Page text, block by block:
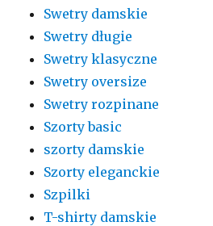
Swetry damskie
Swetry długie
Swetry klasyczne
Swetry oversize
Swetry rozpinane
Szorty basic
szorty damskie
Szorty eleganckie
Szpilki
T-shirty damskie